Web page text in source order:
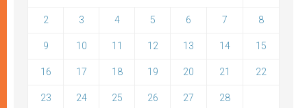
2 3 4 5 6 7 8
9 10 11 12 13 14 15
16 17 18 19 20 21 22
23 24 25 26 27 28